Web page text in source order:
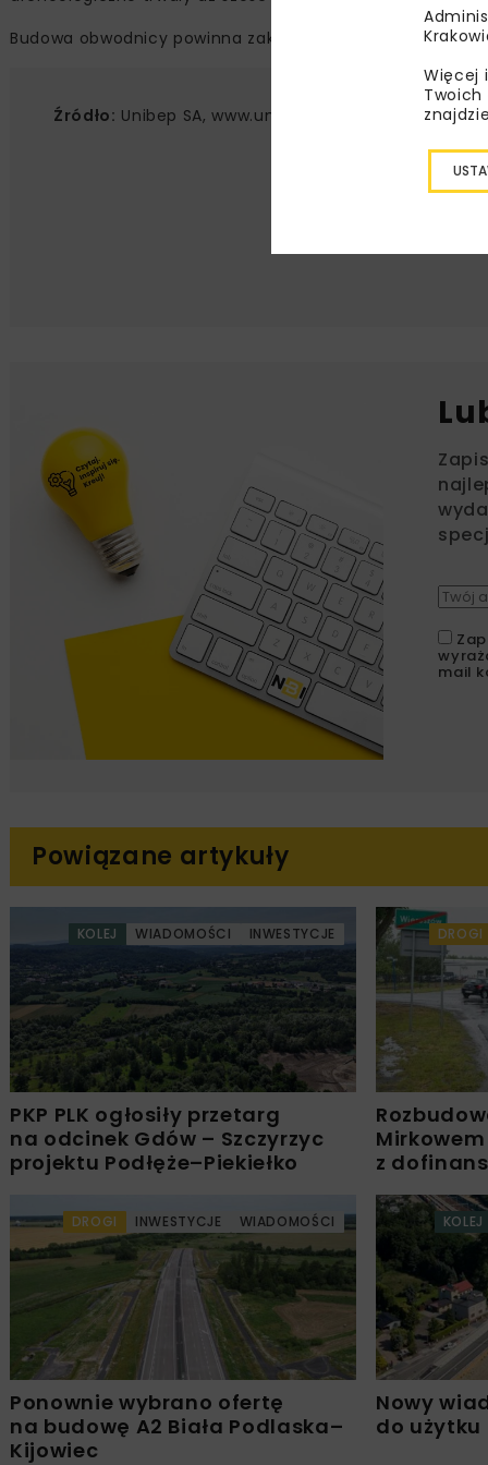
Budowa obwodnicy powinna zakończyć się
w II połowie
Źródło: Unibep SA, www.unibep.pl
mail
Powiązane artykuły
KOLEJ WIADOMOŚCI INWESTYCJE
PKP PLK ogłosiły przetarg
na odcinek Gdów – Szczyrzyc
projektu Podłęże–Piekiełko
DROGI
z
DROGI INWESTYCJE WIADOMOŚCI
Ponownie wybrano ofertę
na budowę A2 Biała Podlaska–
Kijowiec
KOLEJ
Nowy
do użytku
Więcej